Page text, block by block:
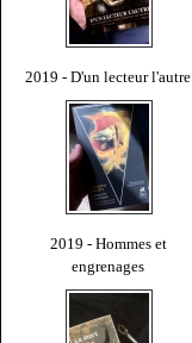
2019 - D'un lecteur l'autre
2019 - Hommes et
engrenages